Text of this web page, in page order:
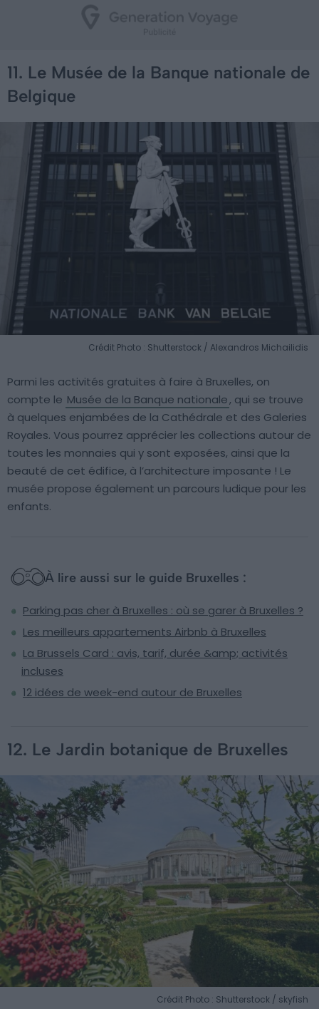
11. Le Musée de la Banque nationale de
Belgique
Crédit Photo : Shutterstock / Alexandros Michailidis
Parmi les activités gratuites à faire à Bruxelles, on
compte le Musée de la Banque nationale, qui se trouve
à quelques enjambées de la Cathédrale et des Galeries
Royales. Vous pourrez apprécier les collections autour de
toutes les monnaies qui y sont exposées, ainsi que la
beauté de cet édifice, à l’architecture imposante ! Le
musée propose également un parcours ludique pour les
enfants.
À lire aussi sur le guide Bruxelles :
Parking pas cher à Bruxelles : où se garer à Bruxelles ?
Les meilleurs appartements Airbnb à Bruxelles
La Brussels Card : avis, tarif, durée &amp; activités
incluses
12 idées de week-end autour de Bruxelles
12. Le Jardin botanique de Bruxelles
Crédit Photo : Shutterstock / skyfish